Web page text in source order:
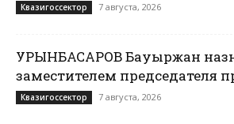
Квазигоссектор 7 августа, 2026
УРЫНБАСАРОВ Бауыржан
заместителем председателя
Квазигоссектор 7 августа, 2026